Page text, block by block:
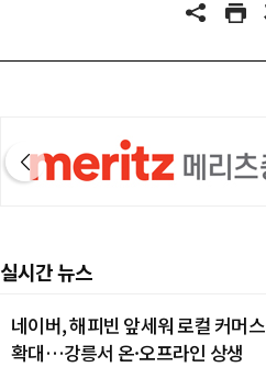
실시간 뉴스
네이버, 해피빈 앞세워 로컬 커머스
확대…강릉서 온·오프라인 상생